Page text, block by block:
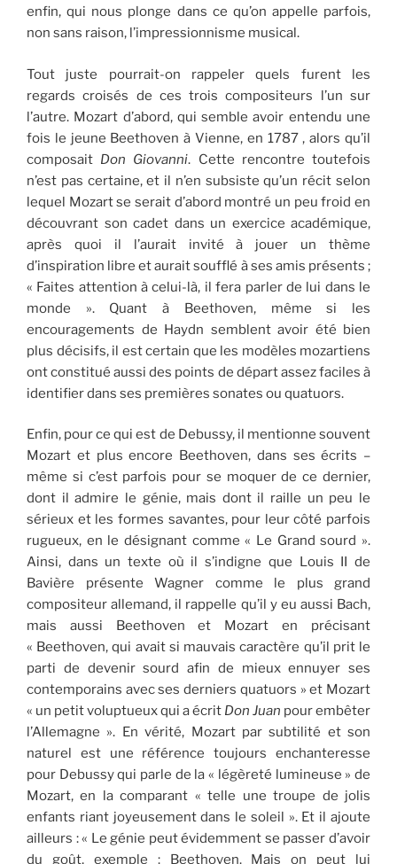
enfin, qui nous plonge dans ce qu’on appelle parfois,
non sans raison, l’impressionnisme musical.
Tout juste pourrait-on rappeler quels furent les
regards croisés de ces trois compositeurs l’un sur
l’autre. Mozart d’abord, qui semble avoir entendu une
fois le jeune Beethoven à Vienne, en 1787 , alors qu’il
composait Don Giovanni. Cette rencontre toutefois
n’est pas certaine, et il n’en subsiste qu’un récit selon
lequel Mozart se serait d’abord montré un peu froid en
découvrant son cadet dans un exercice académique,
après quoi il l’aurait invité à jouer un thème
d’inspiration libre et aurait soufflé à ses amis présents ;
« Faites attention à celui-là, il fera parler de lui dans le
monde ». Quant à Beethoven, même si les
encouragements de Haydn semblent avoir été bien
plus décisifs, il est certain que les modèles mozartiens
ont constitué aussi des points de départ assez faciles à
identifier dans ses premières sonates ou quatuors.
Enfin, pour ce qui est de Debussy, il mentionne souvent
Mozart et plus encore Beethoven, dans ses écrits –
même si c’est parfois pour se moquer de ce dernier,
dont il admire le génie, mais dont il raille un peu le
sérieux et les formes savantes, pour leur côté parfois
rugueux, en le désignant comme « Le Grand sourd ».
Ainsi, dans un texte où il s’indigne que Louis II de
Bavière présente Wagner comme le plus grand
compositeur allemand, il rappelle qu’il y eu aussi Bach,
mais aussi Beethoven et Mozart en précisant
« Beethoven, qui avait si mauvais caractère qu’il prit le
parti de devenir sourd afin de mieux ennuyer ses
contemporains avec ses derniers quatuors » et Mozart
« un petit voluptueux qui a écrit Don Juan pour embêter
l’Allemagne ». En vérité, Mozart par subtilité et son
naturel est une référence toujours enchanteresse
pour Debussy qui parle de la « légèreté lumineuse » de
Mozart, en la comparant « telle une troupe de jolis
enfants riant joyeusement dans le soleil ». Et il ajoute
ailleurs : « Le génie peut évidemment se passer d’avoir
du goût, exemple : Beethoven. Mais on peut lui